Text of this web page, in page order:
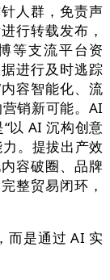
人群，免责声
行转载发布，
等支流平台资
进行及时逃踪
容智能化、流
销新可能。AI
“以 AI 沉构创意
。提拔出产效
容破圈、品牌
整贸易闭环，
是通过 AI 实